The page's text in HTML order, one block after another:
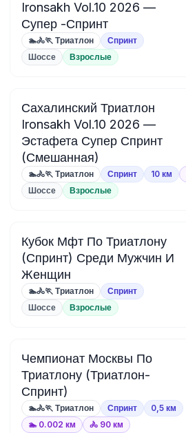
Ironsakh Vol.10 2026 —
Супер -Спринт
🏊🚴🏃 Триатлон Спринт
Шоссе Взрослые
Сахалинский Триатлон
Ironsakh Vol.10 2026 —
Эстафета Супер Спринт
(Смешанная)
🏊🚴🏃 Триатлон Спринт 10 км
Шоссе Взрослые
Кубок Мфт По Триатлону
(Спринт) Среди Мужчин И
Женщин
🏊🚴🏃 Триатлон Спринт
Шоссе Взрослые
Чемпионат Москвы По
Триатлону (Триатлон-
Спринт)
🏊🚴🏃 Триатлон Спринт
0,5 км
🏊 0.002 км
🚴 90 км